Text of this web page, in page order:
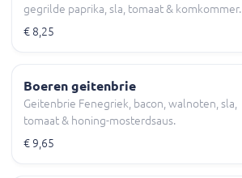
gegrilde paprika, sla, tomaat & komkommer.
€ 8,25
Boeren geitenbrie
Geitenbrie Fenegriek, bacon, walnoten, sla,
tomaat & honing-mosterdsaus.
€ 9,65